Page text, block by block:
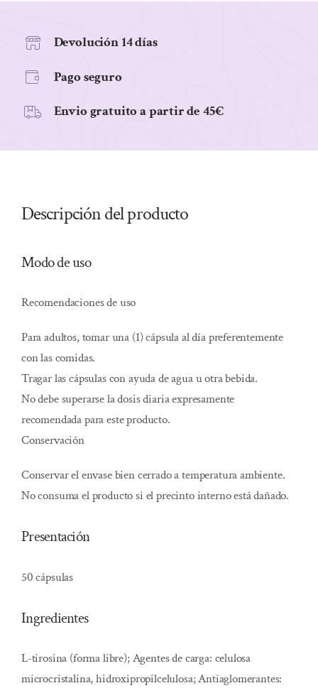
Vegetales.
Devolución 14 días
Pago seguro
Envio gratuito a partir de 45€
Descripción del producto
Modo de uso
Recomendaciones de uso
Para adultos, tomar una (1) cápsula al día preferentemente
con las comidas.
Tragar las cápsulas con ayuda de agua u otra bebida.
No debe superarse la dosis diaria expresamente
recomendada para este producto.
Conservación
Conservar el envase bien cerrado a temperatura ambiente.
No consuma el producto si el precinto interno está dañado.
Presentación
50 cápsulas
Ingredientes
L-tirosina (forma libre); Agentes de carga: celulosa
microcristalina, hidroxipropilcelulosa; Antiaglomerantes: